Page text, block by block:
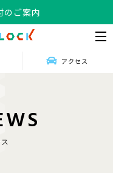
のご案内
アクセス
WS